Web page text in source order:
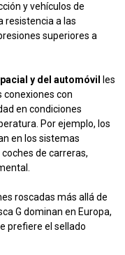
y vehículos de
resistencia a las
superiores a
y del automóvil
les
conexiones con
en condiciones
Por ejemplo, los
en los sistemas
de carreras,
roscadas más allá de
G dominan en Europa,
prefiere el sellado